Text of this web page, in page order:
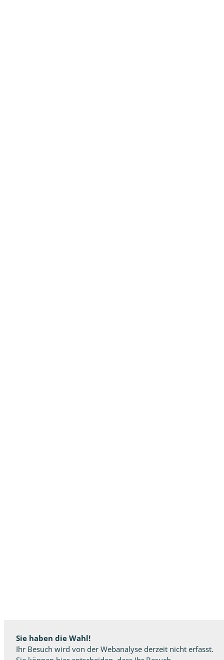
Sie haben die Wahl!
Ihr Besuch wird von der Webanalyse derzeit nicht erfasst.